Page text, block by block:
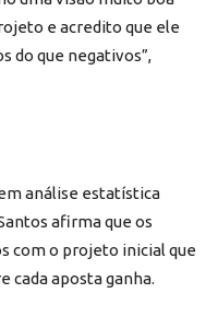
e acredito que ele
do que negativos”,
análise estatística
afirma que os
com o projeto inicial que
cada aposta ganha.